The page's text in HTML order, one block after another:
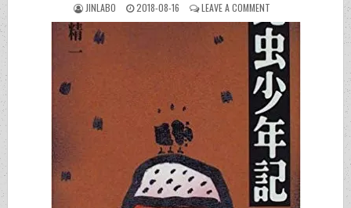
JINLABO 2018-08-16 LEAVE A COMMENT